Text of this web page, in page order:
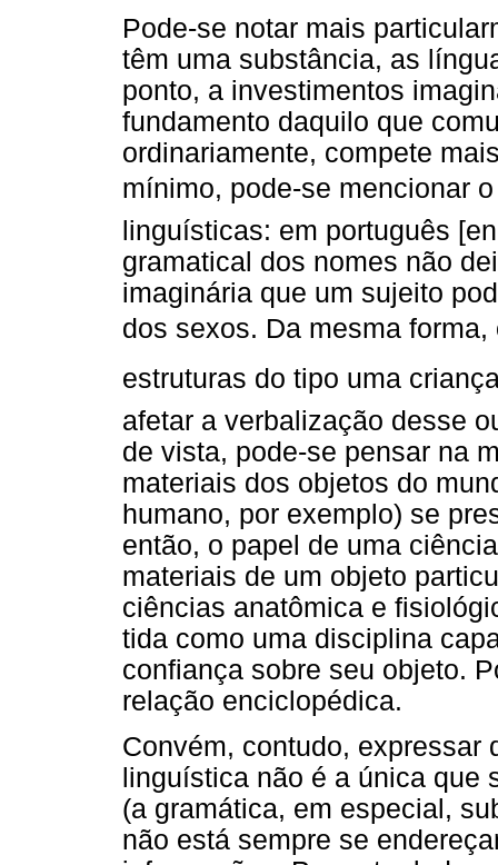
Pode-se notar mais
têm uma substância, as
ponto, a investimentos
fundamento daquilo que
ordinariamente, compete
mínimo, pode-se mencionar o
linguísticas: em português
gramatical dos nomes não
imaginária que um sujeito
dos sexos. Da mesma forma,
estruturas do tipo uma
afetar a verbalização desse
de vista, pode-se pensar na
materiais dos objetos do
humano, por exemplo) se
então, o papel de uma
materiais de um objeto
ciências anatômica e
tida como uma disciplina
confiança sobre seu objeto.
relação enciclopédica.
Convém, contudo, expressar
linguística não é a única que
(a gramática, em especial,
não está sempre se